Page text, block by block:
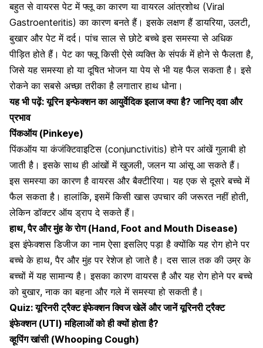
बहुत से वायरसपेट में फ्लू का कारणया वायरल आंत्रशोथ (Viral
Gastroenteritis) का कारण बनते हैं। इसके लक्षण हैंडायरिया, उलटी,
बुखार और पेट में दर्द। पांच साल से छोटे बच्चे इस समस्या से अधिक
पीड़ित होते हैं। पेट का फ्लू किसी ऐसे व्यक्ति के संपर्क में होने से फैलता है,
जिसे यह समस्या हो या दूषित भोजन या पेय से भी यह फैल सकता है। इसे
रोकने का सबसे अच्छा तरीका है लगातार हाथ धोना।
यह भी पढ़ें:यूरिन इन्फेक्शन का आयुर्वेदिक इलाज क्या है? जानिए दवा और
प्रभाव
पिंकऑय (Pinkeye)
पिंकऑय याकंजंक्टिवाइटिस (conjunctivitis) होने पर आंखें गुलाबी हो
जाती है। इसके साथ ही आंखों में खुजली, जलन या आंसू आ सकते हैं।
इस समस्या का कारण है वायरस और बैक्टीरिया। यह एक से दूसरे बच्चे में
फैल सकता है। हालांकि, इसमें किसी खास उपचार की जरूरत नहीं होती,
लेकिन डॉक्टर ऑय ड्राप दे सकते हैं।
हाथ, पैर और मुंह के रोग (Hand, Foot and Mouth Disease)
इस इंफेक्शस डिजीज का नाम ऐसा इसलिए पड़ा है क्योंकि यह रोग होने पर
बच्चे के हाथ, पैर और मुंह पर रेशेज हो जाते है। दस साल तक की उम्र के
बच्चों में यह सामान्य है। इसका कारण वायरस है और यह रोग होने परबच्चे
को बुखार, नाक का बहना और गले में समस्या हो सकती है।
Quiz: यूरिनरी ट्रैक्ट इंफेक्शन क्विज खेलें और जानें यूरिनरी ट्रैक्ट
इंफेक्शन (UTI) महिलाओं को ही क्यों होता है?
व्हूपिंग खांसी (Whooping Cough)